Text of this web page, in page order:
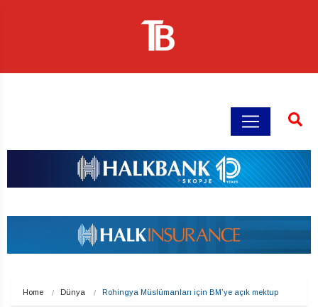
Home Dünya Rohingya Müslümanları için BM’ye açık mektup